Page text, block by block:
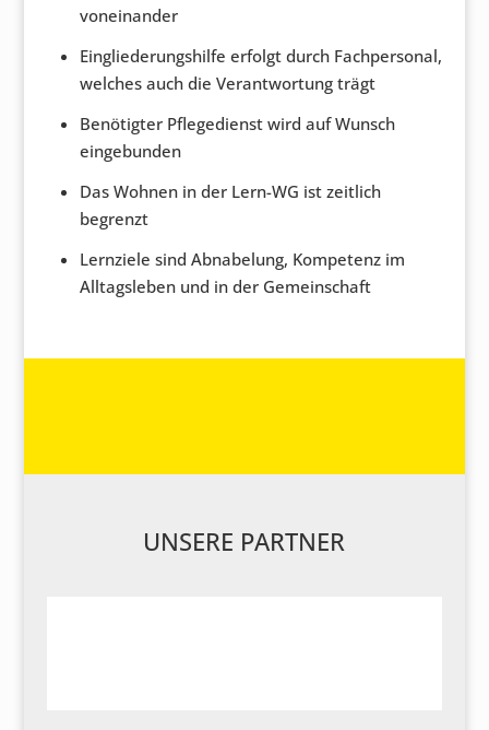
voneinander
Eingliederungshilfe erfolgt durch Fachpersonal,
welches auch die Verantwortung trägt
Benötigter Pflegedienst wird auf Wunsch
eingebunden
Das Wohnen in der Lern-WG ist zeitlich
begrenzt
Lernziele sind Abnabelung, Kompetenz im
Alltagsleben und in der Gemeinschaft
UNSERE PARTNER